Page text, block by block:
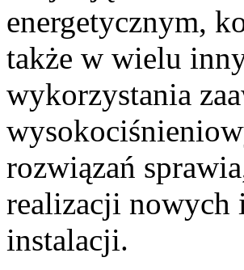
energetycznym,
także w wielu
wykorzystania
rozwiązań
realizacji nowych
instalacji.